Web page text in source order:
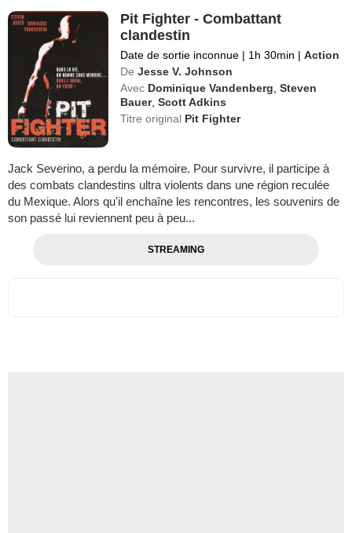
Pit Fighter - Combattant
clandestin
Date de sortie inconnue | 1h 30min | Action
De Jesse V. Johnson
Avec Dominique Vandenberg ,Steven
Bauer,Scott Adkins
Titre original Pit Fighter
Jack Severino, a perdu la mémoire. Pour survivre, il participe à
des combats clandestins ultra violents dans une région reculée
du Mexique. Alors qu'il enchaîne les rencontres, les souvenirs de
son passé lui reviennent peu à peu...
STREAMING